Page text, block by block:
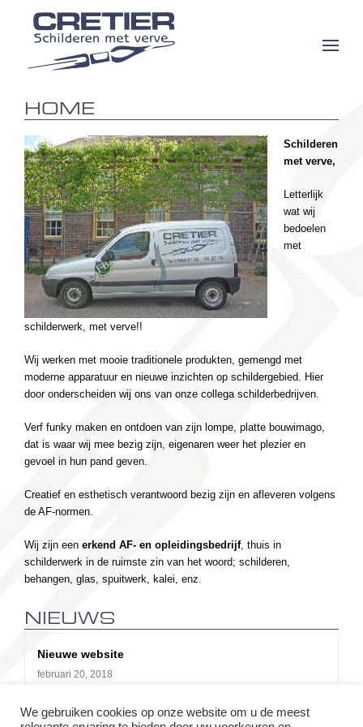
Schilderen
met verve,
Letterlijk
wat wij
bedoelen
met
schilderwerk, met verve!!
Wij werken met mooie traditionele produkten, gemengd met
moderne apparatuur en nieuwe inzichten op schildergebied. Hier
door onderscheiden wij ons van onze collega schilderbedrijven.
Verf funky maken en ontdoen van zijn lompe, platte bouwimago,
dat is waar wij mee bezig zijn, eigenaren weer het plezier en
gevoel in hun pand geven.
Creatief en esthetisch verantwoord bezig zijn en afleveren volgens
de AF-normen.
Wij zijn een erkend AF- en opleidingsbedrijf, thuis in
schilderwerk in de ruimste zin van het woord; schilderen,
behangen, glas, spuitwerk, kalei, enz.
Nieuwe website
februari 20, 2018
schermen hard gewerkt aan onze nieuwe website. Vanaf nu…
We gebruiken cookies op onze website om u de meest